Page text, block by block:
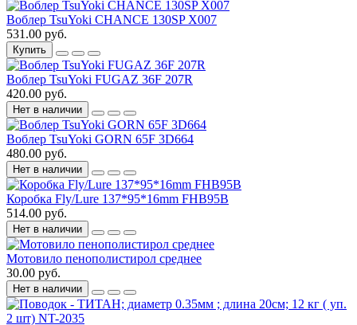
Воблер TsuYoki CHANCE 130SP X007
531.00 руб.
Купить
Воблер TsuYoki FUGAZ 36F 207R
420.00 руб.
Нет в наличии
Воблер TsuYoki GORN 65F 3D664
480.00 руб.
Нет в наличии
Коробка Fly/Lure 137*95*16mm FHB95B
514.00 руб.
Нет в наличии
Мотовило пенополистирол среднее
30.00 руб.
Нет в наличии